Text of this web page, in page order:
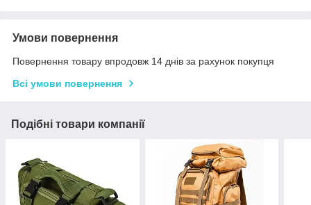
Умови повернення
Повернення товару впродовж 14 днів за рахунок покупця
Всі умови повернення
Подібні товари компанії